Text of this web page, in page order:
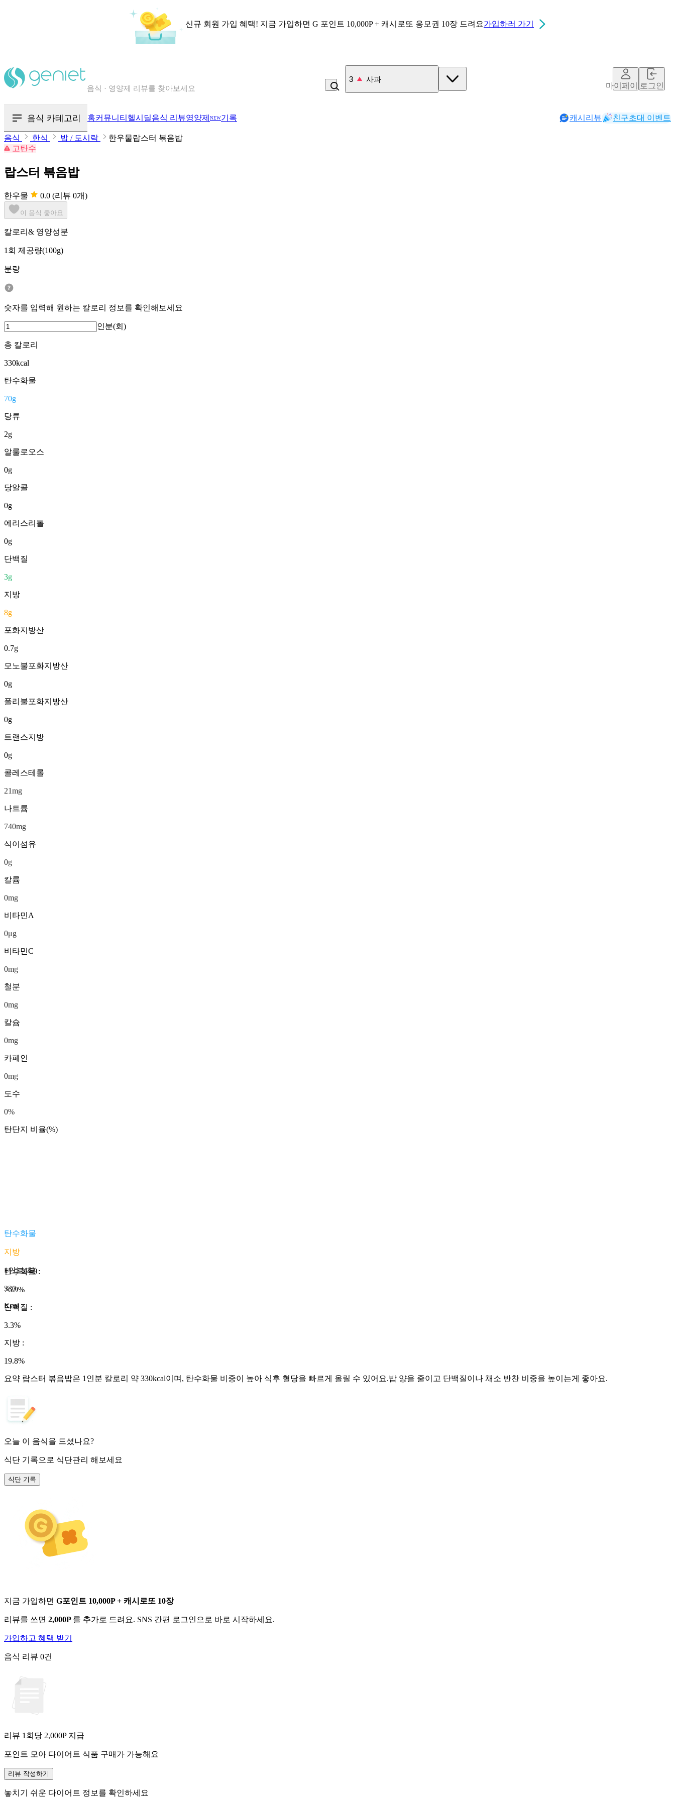
신규 회원 가입 혜택! 지금 가입하면 G 포인트 10,000P + 캐시로또 응모권 10장 드려요가입하러 가기
칼로리와 영양성분을 검색해보세요
3 사과
마이페이지로그인
음식 카테고리 홈커뮤니티 헬시딜음식 리뷰영양제 NEW기록 캐시리뷰 친구초대 이벤트
음식 한식 밥 / 도시락
한우물랍스터 볶음밥
고탄수
랍스터 볶음밥
한우물 0.0 (리뷰 0개)
이 음식 좋아요
칼로리& 영양성분
1회 제공량(100g)
분량
숫자를 입력해 원하는 칼로리 정보를 확인해보세요
인분(회)
총 칼로리
330kcal
탄수화물
70g
당류
2g
알룰로오스
0g
당알콜
0g
에리스리톨
0g
단백질
3g
지방
8g
포화지방산
0.7g
모노불포화지방산
0g
폴리불포화지방산
0g
트랜스지방
0g
콜레스테롤
21mg
나트륨
740mg
식이섬유
0g
칼륨
0mg
비타민A
0μg
비타민C
0mg
철분
0mg
칼슘
0mg
카페인
0mg
도수
0%
탄단지 비율(%)
탄수화물
지방
1인분(회)
330
Kcal
탄수화물:
76.9%
단백질 :
3.3%
지방 :
19.8%
요약 랍스터 볶음밥은 1인분 칼로리 약 330kcal이며, 탄수화물 비중이 높아 식후 혈당을 빠르게 올릴 수 있어요.밥 양을 줄이고 단백질이나 채소 반찬 비중을 높이는게 좋아요.
오늘 이 음식을 드셨나요?
식단 기록으로 식단관리 해보세요
식단 기록
지금 가입하면 G포인트 10,000P + 캐시로또 10장
리뷰를 쓰면 2,000P 를 추가로 드려요. SNS 간편 로그인으로 바로 시작하세요.
가입하고 혜택 받기
음식 리뷰 0건
리뷰 1회당 2,000P 지급
포인트 모아 다이어트 식품 구매가 가능해요
리뷰 작성하기
놓치기 쉬운 다이어트 정보를 확인하세요